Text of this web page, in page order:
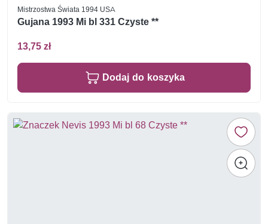
Mistrzostwa Świata 1994 USA
Gujana 1993 Mi bl 331 Czyste **
13,75 zł
Dodaj do koszyka